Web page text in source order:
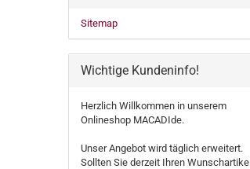
Sitemap
Wichtige Kundeninfo!
Herzlich Willkommen in unserem
Onlineshop MACADIde.
Unser Angebot wird täglich erweitert.
Sollten Sie derzeit Ihren Wunschartikel